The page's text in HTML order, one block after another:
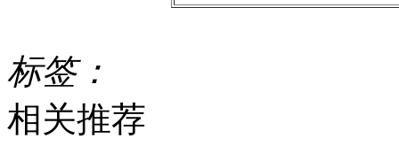
标签：
相关推荐